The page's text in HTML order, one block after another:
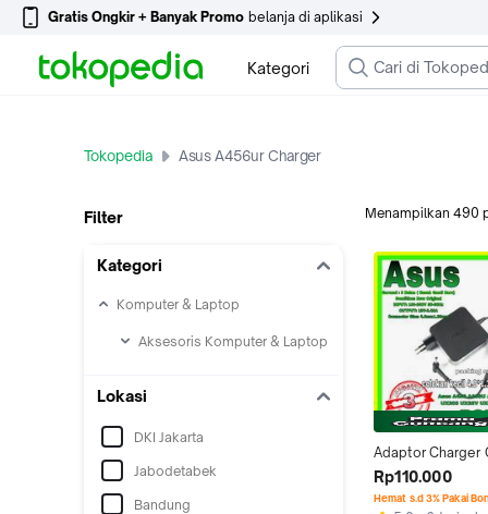
Gratis Ongkir + Banyak Promo belanja di aplikasi
Kategori
Tokopedia Asus A456ur Charger
Filter
Kategori
Komputer & Laptop
Aksesoris Komputer & Laptop
Lokasi
DKI Jakarta
Jabodetabek
Bandung
Menampilkan 490
Adaptor Charger
Laptop ASUS
A456UR A456UQ
Rp110.000
Hemat s.d 3% Pakai